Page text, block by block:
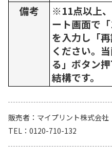
備考
※11点以上
ート画面で
を入力し「
ください。
る」ボタン
結構です。
販売者
マイプリント株式会社
TEL
0120-710-132